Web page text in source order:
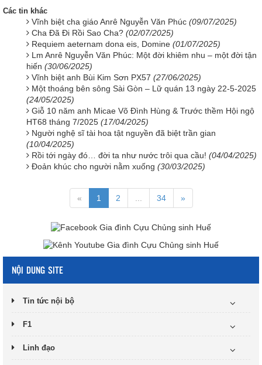
Các tin khác
Vĩnh biệt cha giáo Anrê Nguyễn Văn Phúc (09/07/2025)
Cha Đã Đi Rồi Sao Cha? (02/07/2025)
Requiem aeternam dona eis, Domine (01/07/2025)
Lm Anrê Nguyễn Văn Phúc: Một đời khiêm nhu – một đời tận
hiến (30/06/2025)
Vĩnh biệt anh Bùi Kim Sơn PX57 (27/06/2025)
Một thoáng bên sông Sài Gòn – Lữ quán 13 ngày 22-5-2025
(24/05/2025)
Giỗ 10 năm anh Micae Võ Đình Hùng & Trước thềm Hội ngộ
HT68 tháng 7/2025 (17/04/2025)
Người nghệ sĩ tài hoa tật nguyền đã biệt trần gian
(10/04/2025)
Rồi tới ngày đó… đời ta như nước trôi qua cầu! (04/04/2025)
Đoản khúc cho người nằm xuống (30/03/2025)
« 1 2 ... 34 »
NỘI DUNG SITE
Tin tức nội bộ
F1
Linh đạo